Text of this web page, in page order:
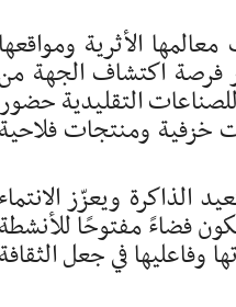
الأثرية ومواقعها
فرصة اكتشاف الجهة
التقليدية حضور
خزفية ومنتجات فلاحية
الذاكرة ويعزّز الانتماء
فضاءً مفتوحًا للأنشطة
وفاعليها في جعل الثقافة